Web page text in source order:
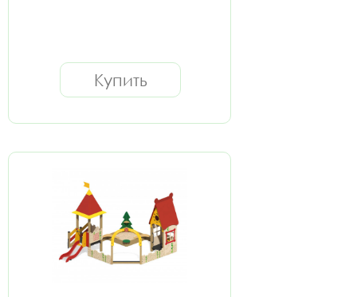
Купить